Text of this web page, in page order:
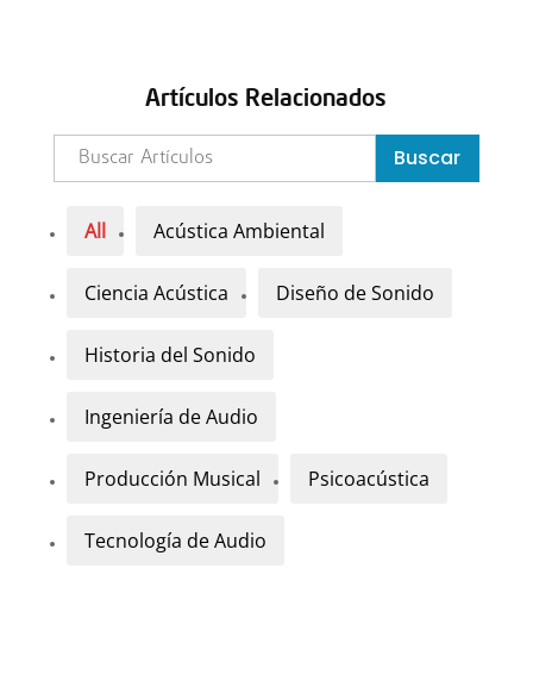
Artículos Relacionados
Buscar
All Acústica Ambiental
Ciencia Acústica Diseño de Sonido
Historia del Sonido
Ingeniería de Audio
Producción Musical Psicoacústica
Tecnología de Audio